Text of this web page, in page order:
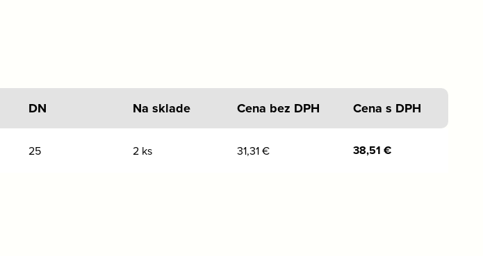
DN Na sklade Cena bez DPH Cena s DPH
25 2 ks 31,31€ 38,51 €